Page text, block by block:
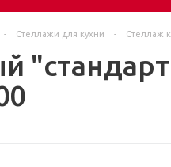
- Стеллажи для кухни - Стеллаж